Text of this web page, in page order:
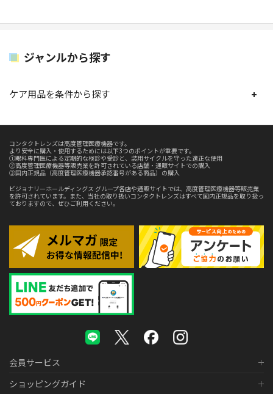
ジャンルから探す
ケア用品を条件から探す
コンタクトレンズは高度管理医療機器です。
より安全に購入・使用するためには以下3つのポイントが重要です。
①眼科専門医による定期的な検診や受診と、装用サイクルを守った適正な使用
②高度管理医療機器等販売業を許可されている店舗・通販サイトでの購入
③国内正規品（高度管理医療機器承認番号がある商品）の購入
ビジョナリーホールディングス グループ各店や通販サイトでは、高度管理医療機器等販売業
を許可されています。また、当社の取り扱いコンタクトレンズはすべて国内正規品を取り扱っ
ておりますので、ぜひご利用ください。
会員サービス
ショッピングガイド